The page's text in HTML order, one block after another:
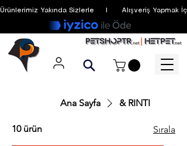
Ürünlerimiz Yakında Sizlerle     I      Alışveriş
Ana Sayfa & RINTI
10 ürün Sırala